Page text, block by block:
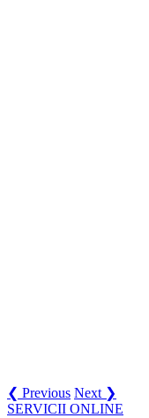
❮ Previous Next ❯
SERVICII ONLINE